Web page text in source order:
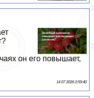
он его повышает,
14 07 2026 0:59:40